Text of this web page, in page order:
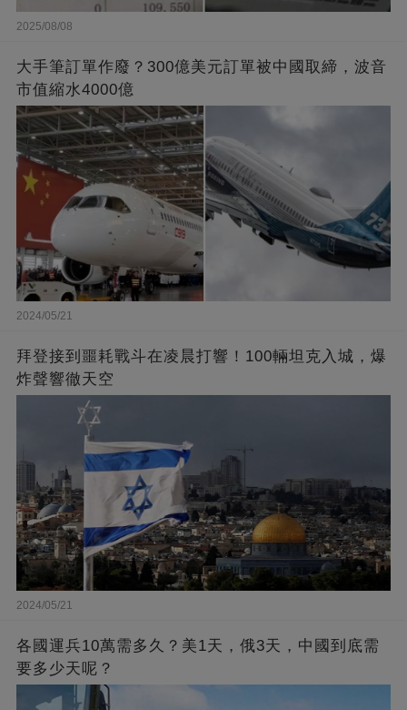
2025/08/08
大手筆訂單作廢？300億美元訂單被中國取締，波音
市值縮水4000億
2024/05/21
拜登接到噩耗戰斗在凌晨打響！100輛坦克入城，爆
炸聲響徹天空
2024/05/21
各國運兵10萬需多久？美1天，俄3天，中國到底需
要多少天呢？